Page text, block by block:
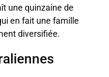
une quinzaine de
en fait une famille
diversifiée.